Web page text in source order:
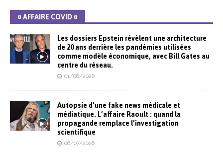
¤ AFFAIRE COVID ¤
Les dossiers Epstein révèlent une architecture
de 20 ans derrière les pandémies utilisées
comme modèle économique, avec Bill Gates au
centre du réseau.
01/08/2026
Autopsie d’une fake news médicale et
médiatique. L’affaire Raoult : quand la
propagande remplace l’investigation
scientifique
06/07/2026